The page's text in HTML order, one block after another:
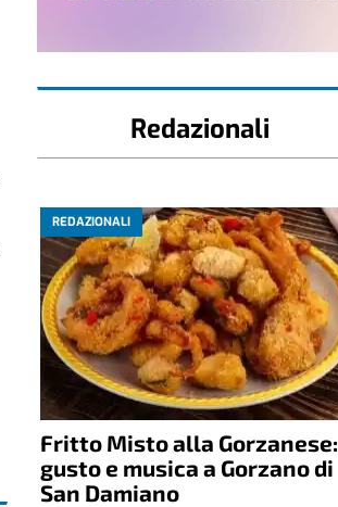
Redazionali
REDAZIONALI
Fritto Misto alla Gorzanese:
gusto e musica a Gorzano di
San Damiano